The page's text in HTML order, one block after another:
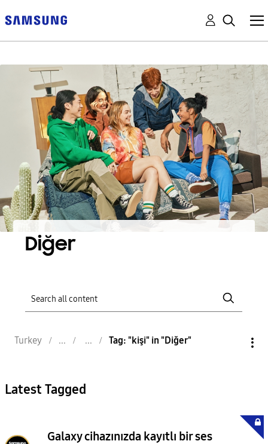
Diğer
Turkey Tag: "kişi" in "Diğer"
Latest Tagged
Galaxy cihazınızda kayıtlı bir ses